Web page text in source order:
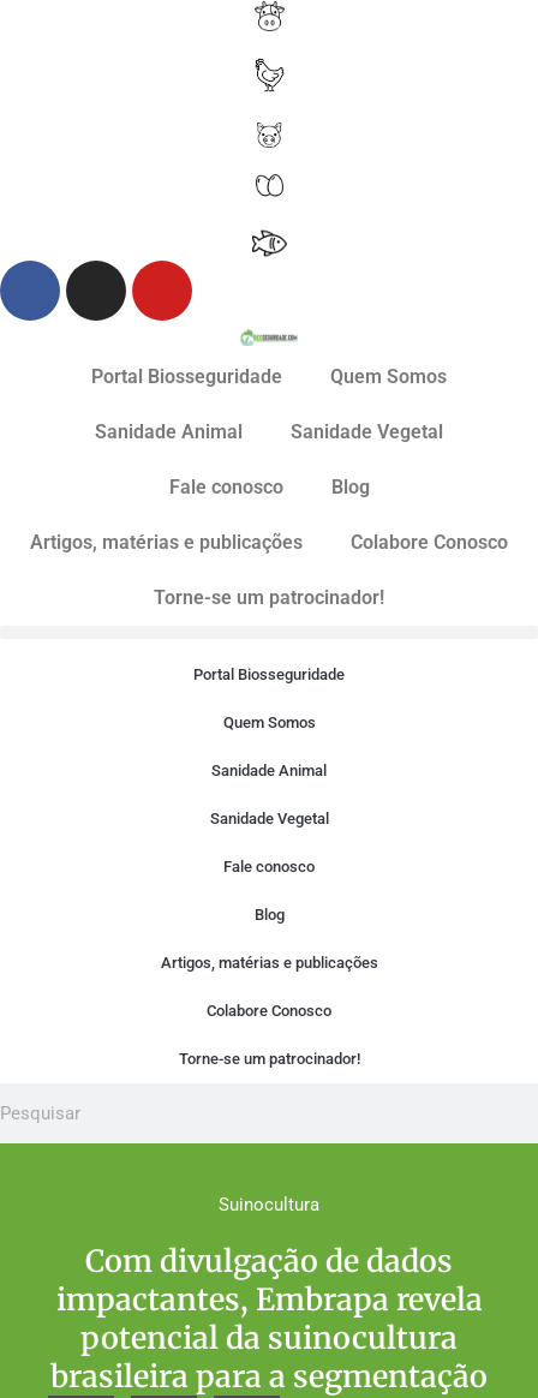
Portal Biosseguridade Quem Somos
Sanidade Animal Sanidade Vegetal
Fale conosco Blog
Artigos, matérias e publicações Colabore Conosco
Torne-se um patrocinador!
Portal Biosseguridade
Quem Somos
Sanidade Animal
Sanidade Vegetal
Fale conosco
Blog
Artigos, matérias e publicações
Colabore Conosco
Torne-se um patrocinador!
Suinocultura
Com divulgação de dados
impactantes, Embrapa revela
potencial da suinocultura
brasileira para a segmentação